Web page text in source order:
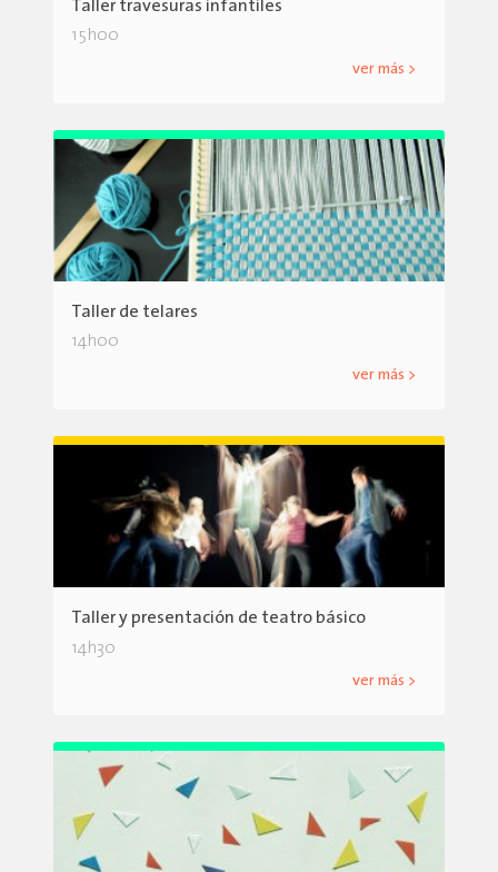
Taller travesuras infantiles
15h00
ver más >
Taller de telares
14h00
ver más >
Taller y presentación de teatro básico
14h30
ver más >